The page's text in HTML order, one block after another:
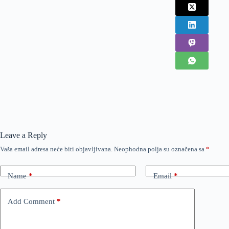
Leave a Reply
Vaša email adresa neće biti objavljivana. Neophodna polja su označena sa *
Name* Email*
Add Comment *